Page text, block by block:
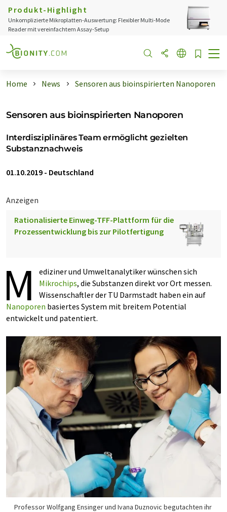
Produkt-Highlight
Unkomplizierte Mikroplatten-Auswertung: Flexibler Multi-Mode
Reader mit vereinfachtem Assay-Setup
Home News Sensoren aus bioinspirierten Nanoporen
Sensoren aus bioinspirierten Nanoporen
Interdisziplinäres Team ermöglicht gezielten
Substanznachweis
01.10.2019 - Deutschland
Anzeigen
Rationalisierte Einweg-TFF-Plattform für die
Prozessentwicklung bis zur Pilotfertigung
M
ediziner und Umweltanalytiker wünschen sich
Mikrochips, die Substanzen direkt vor Ort messen.
Wissenschaftler der TU Darmstadt haben ein auf
Nanoporen basiertes System mit breitem Potential
entwickelt und patentiert.
Professor Wolfgang Ensinger und Ivana Duznovic begutachten ihr